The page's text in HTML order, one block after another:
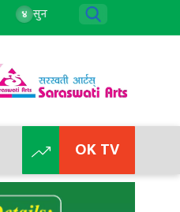
सुनको मूल्य घट्यो, आज कतिमा हुँदैछ कारोबार?
OK TV